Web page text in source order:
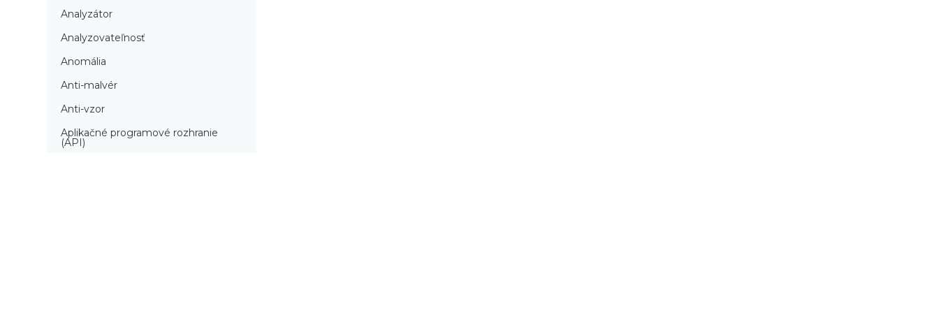
Analyzátor
Analyzovateľnosť
Anomália
Anti-malvér
Anti-vzor
Aplikačné programové rozhranie
(API)